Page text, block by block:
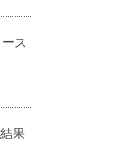
ス
果